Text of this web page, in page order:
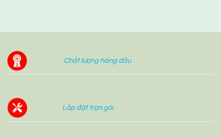
Chất lượng hàng đầu
Lắp đặt trọn gói